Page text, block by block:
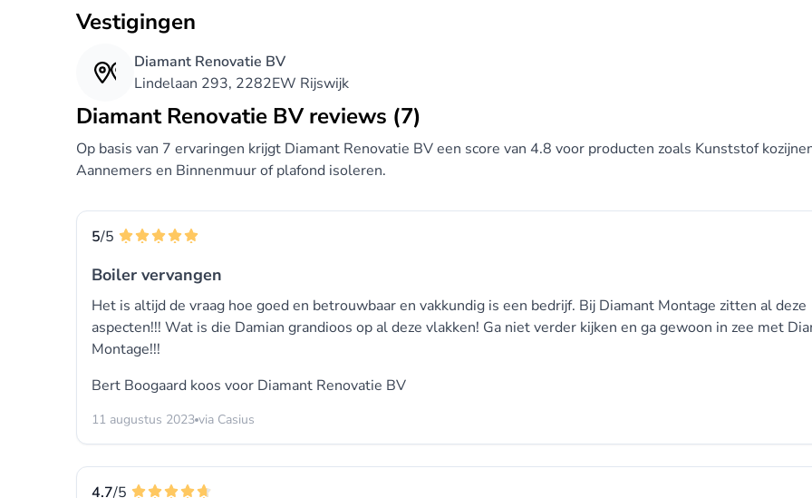
Vestigingen
Diamant Renovatie BV
Lindelaan 293, 2282EW Rijswijk
Diamant Renovatie BV reviews (7)
Op basis van 7 ervaringen krijgt Diamant Renovatie BV een score van 4.8 voor producten zoals Kunststof
Aannemers en Binnenmuur of plafond isoleren.
5/5
Boiler vervangen
Het is altijd de vraag hoe goed en betrouwbaar en vakkundig is een bedrijf. Bij Diamant Montage zitten al deze
aspecten!!! Wat is die Damian grandioos op al deze vlakken! Ga niet verder kijken en ga gewoon in zee met
Montage!!!
Bert Boogaard koos voor Diamant Renovatie BV
11 augustus 2023 via Casius
4.7/5